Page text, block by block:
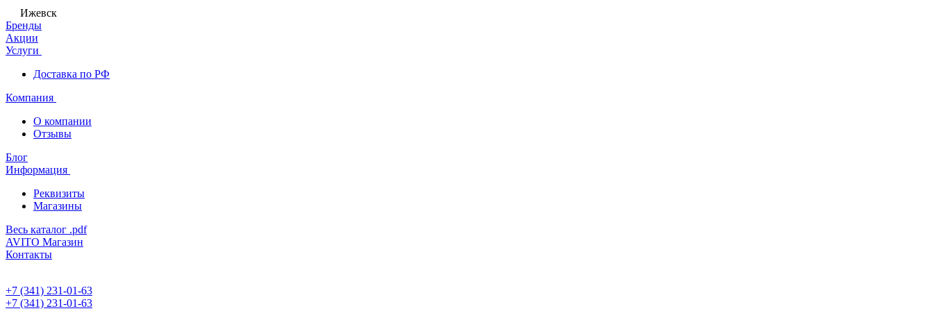
Ижевск
Бренды
Акции
Услуги
Доставка по РФ
Компания
О компании
Отзывы
Блог
Информация
Реквизиты
Магазины
Весь каталог .pdf
AVITO Магазин
Контакты
+7 (341) 231-01-63
+7 (341) 231-01-63